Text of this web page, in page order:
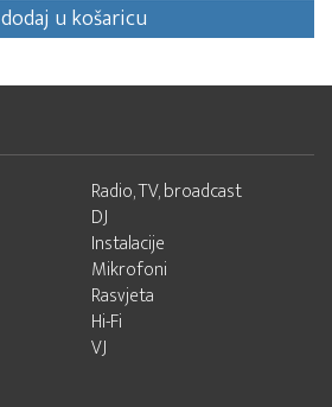
dodaj u košaricu
Radio, TV, broadcast
DJ
Instalacije
Mikrofoni
Rasvjeta
Hi-Fi
VJ